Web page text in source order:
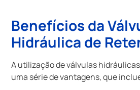
Benefícios da
Hidráulica de
A utilização de válvulas
uma série de vantagens, que